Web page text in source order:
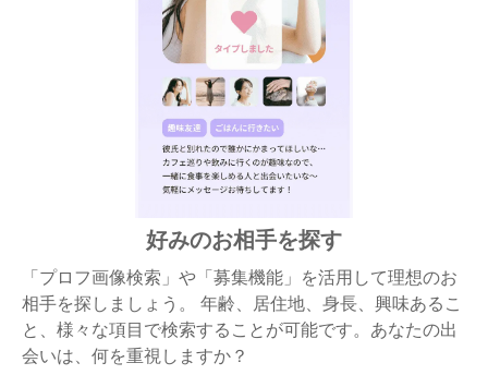
好みのお相手を探す
「プロフ画像検索」や「募集機能」を活用して理想のお
相手を探しましょう。 年齢、居住地、身長、興味あるこ
と、様々な項目で検索することが可能です。あなたの出
会いは、何を重視しますか？